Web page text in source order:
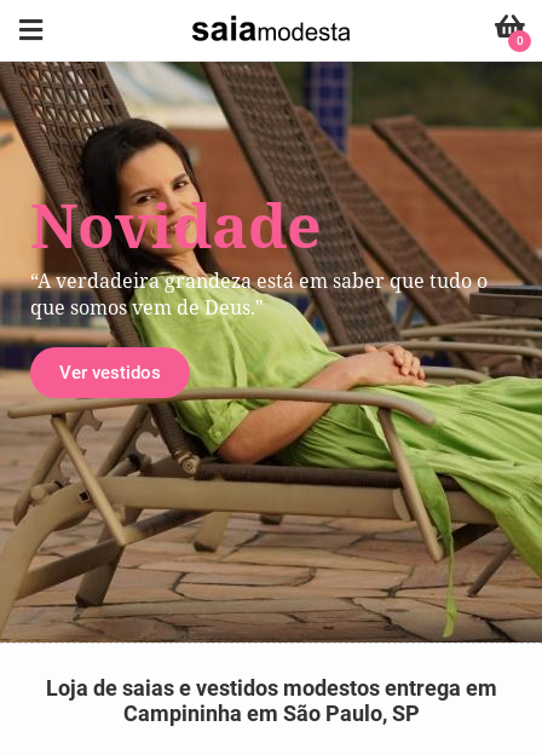
Novidade
“A verdadeira grandeza está em saber que tudo o
que somos vem de Deus."
Ver vestidos
0
Loja de saias e vestidos modestos entrega em
Campininha em São Paulo, SP